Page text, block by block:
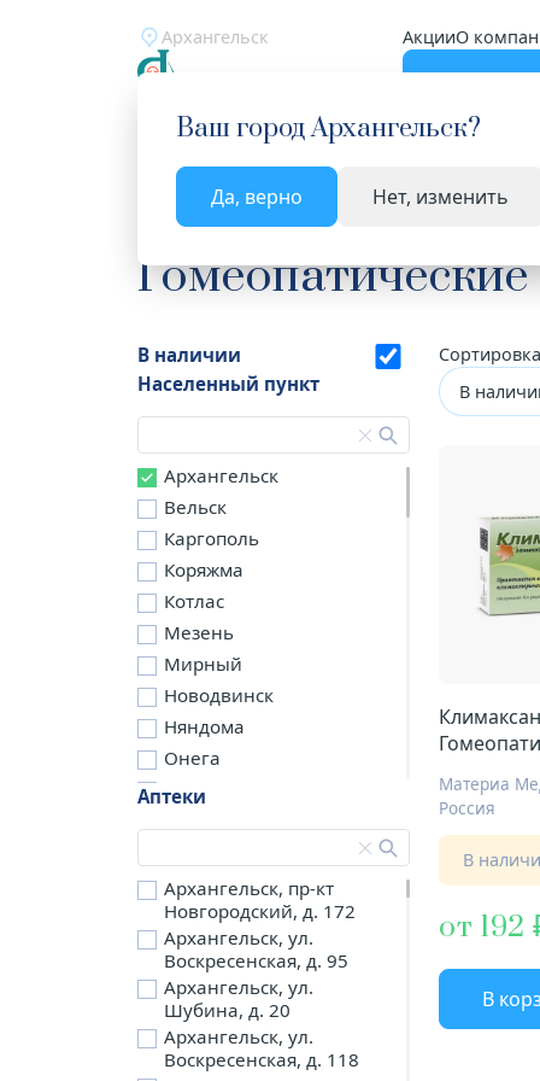
Архангельск АкцииО
Ваш городАрхангельск?
Да, верно Нет, изменить
Главная Каталог Лекарства и БАД
В наличии
Населенный пункт
Архангельск
Вельск
Каргополь
Коряжма
Котлас
Мезень
Мирный
Новодвинск
Няндома
Онега
Северодвинск
д. Бережная
д. Петариха
д. Согра
п. Березник
п. Боброво
п. Вычегодский
п. Двинской,
Аптеки
Архангельск, пр-кт
Новгородский, д. 172
Архангельск, ул.
Воскресенская, д. 95
Архангельск, ул.
Шубина, д. 20
Архангельск, ул.
Воскресенская, д. 118
В
Климаксан
Россия
В
от 192
В